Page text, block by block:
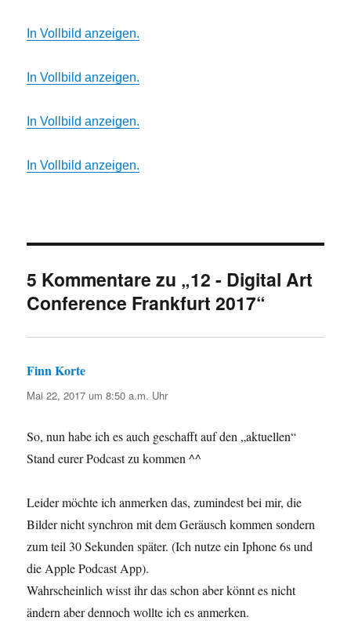
In Vollbild anzeigen.
In Vollbild anzeigen.
In Vollbild anzeigen.
In Vollbild anzeigen.
5 Kommentare zu „12 - Digital Art
Conference Frankfurt 2017“
Finn Korte
Mai 22, 2017 um 8:50 a.m. Uhr
So, nun habe ich es auch geschafft auf den „aktuellen“
Stand eurer Podcast zu kommen ^^
Leider möchte ich anmerken das, zumindest bei mir, die
Bilder nicht synchron mit dem Geräusch kommen sondern
zum teil 30 Sekunden später. (Ich nutze ein Iphone 6s und
die Apple Podcast App).
Wahrscheinlich wisst ihr das schon aber könnt es nicht
ändern aber dennoch wollte ich es anmerken.